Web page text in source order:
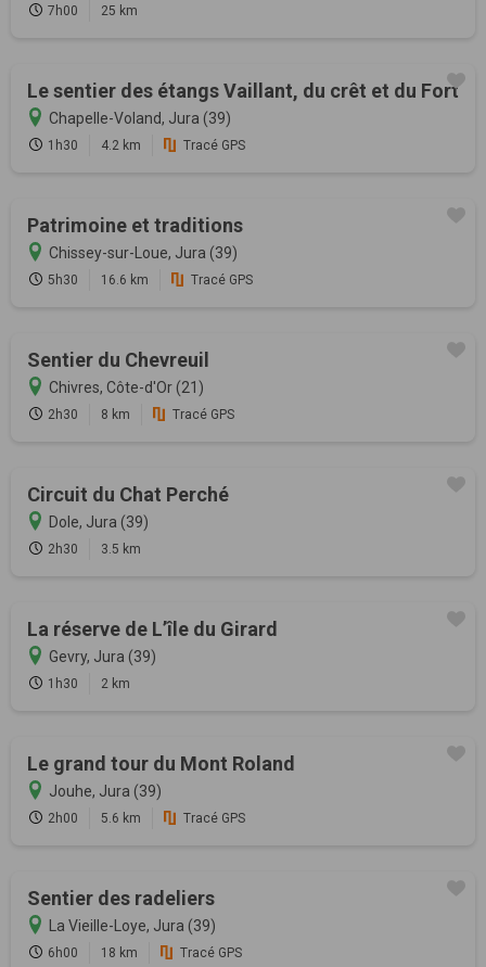
7h00 25 km
Le sentier des étangs Vaillant, du crêt et du Fort
Chapelle-Voland, Jura (39)
1h30 4.2 km Tracé GPS
Patrimoine et traditions
Chissey-sur-Loue, Jura (39)
5h30 16.6 km Tracé GPS
Sentier du Chevreuil
Chivres, Côte-d'Or (21)
2h30 8 km Tracé GPS
Circuit du Chat Perché
Dole, Jura (39)
2h30 3.5 km
La réserve de L’île du Girard
Gevry, Jura (39)
1h30 2 km
Le grand tour du Mont Roland
Jouhe, Jura (39)
2h00 5.6 km Tracé GPS
Sentier des radeliers
La Vieille-Loye, Jura (39)
6h00 18 km Tracé GPS